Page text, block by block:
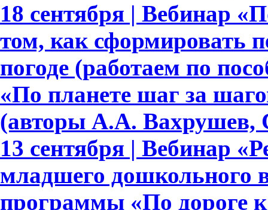
18 сентября | Вебинар
том, как сформировать
погоде (работаем по
«По планете шаг за
(авторы А.А. Вахрушев,
13 сентября | Вебинар
младшего дошкольного
программы «По дороге